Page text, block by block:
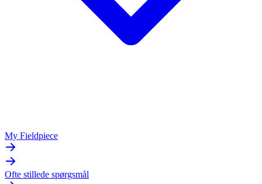
My Fieldpiece
Ofte stillede spørgsmål